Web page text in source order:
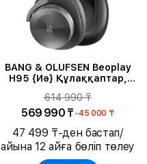
BANG & OLUFSEN Beoplay
H95 {Иә} Құлаққаптар,
614 990 ₸
569 990 ₸ -45 000 ₸
47 499 ₸-ден бастап/
айына 12 айға бөліп төлеу